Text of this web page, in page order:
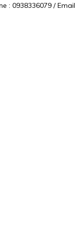
: 0938336079 / Email